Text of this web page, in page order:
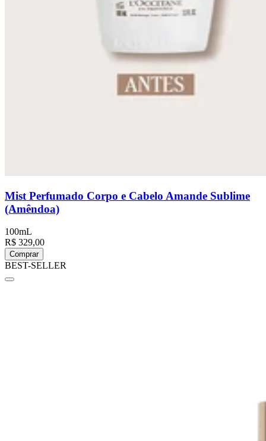
Mist Perfumado Corpo e Cabelo Amande Sublime
(Amêndoa)
100mL
R$ 329,00
Comprar
BEST-SELLER